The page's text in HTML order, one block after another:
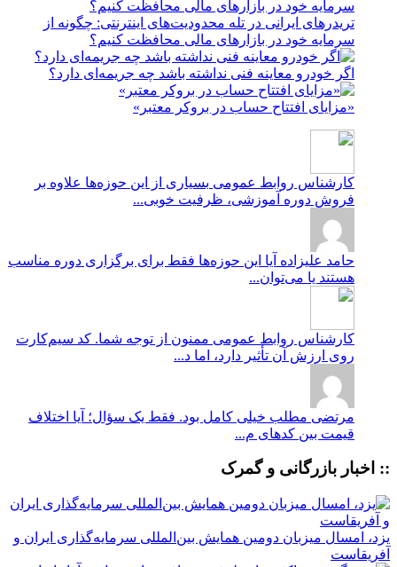
تریدرهای ایرانی در تله محدودیت‌های اینترنتی: چگونه از
سرمایه خود در بازارهای مالی محافظت کنیم؟
اگر خودرو معاینه فنی نداشته باشد چه جریمه‌ای دارد؟
«مزایای افتتاح حساب در بروکر معتبر»
کارشناس روابط عمومی بسیاری از این حوزه‌ها علاوه بر
فروش دوره آموزشی، ظرفیت خوبی...
حامد علیزاده آیا این حوزه‌ها فقط برای برگزاری دوره مناسب
هستند یا می‌توان...
کارشناس روابط عمومی ممنون از توجه شما. کد سیم‌کارت
روی ارزش آن تأثیر دارد، اما د...
مرتضی مطلب خیلی کامل بود. فقط یک سؤال؛ آیا اختلاف
قیمت بین کدهای م...
:: اخبار بازرگانی و گمرک
یزد، امسال میزبان دومین همایش بین‌المللی سرمایه‌گذاری ایران و
آفریقاست